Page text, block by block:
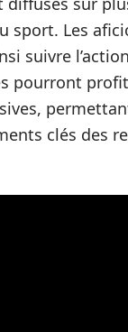
sport. Les
suivre
pourront
clés des